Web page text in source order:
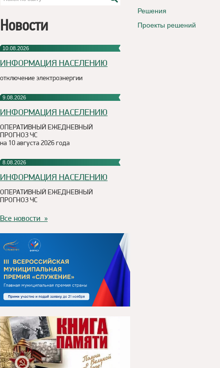
Новости
10.08.2026
ИНФОРМАЦИЯ НАСЕЛЕНИЮ
отключение электроэнергии
9.08.2026
ИНФОРМАЦИЯ НАСЕЛЕНИЮ
ОПЕРАТИВНЫЙ ЕЖЕДНЕВНЫЙ
ПРОГНОЗ ЧС
на 10 августа 2026 года
8.08.2026
ИНФОРМАЦИЯ НАСЕЛЕНИЮ
ОПЕРАТИВНЫЙ ЕЖЕДНЕВНЫЙ
ПРОГНОЗ ЧС
Все новости »
Решения
Проекты решений